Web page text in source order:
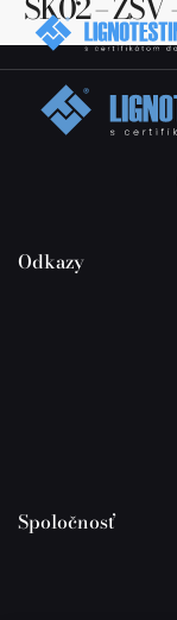
Odkazy
Spoločnosť